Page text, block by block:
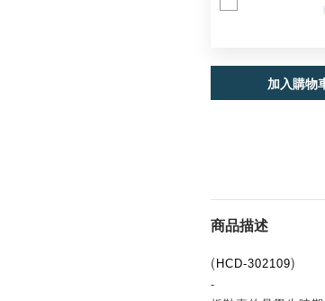
加入購物
商品描述
( HCD-302109)
-